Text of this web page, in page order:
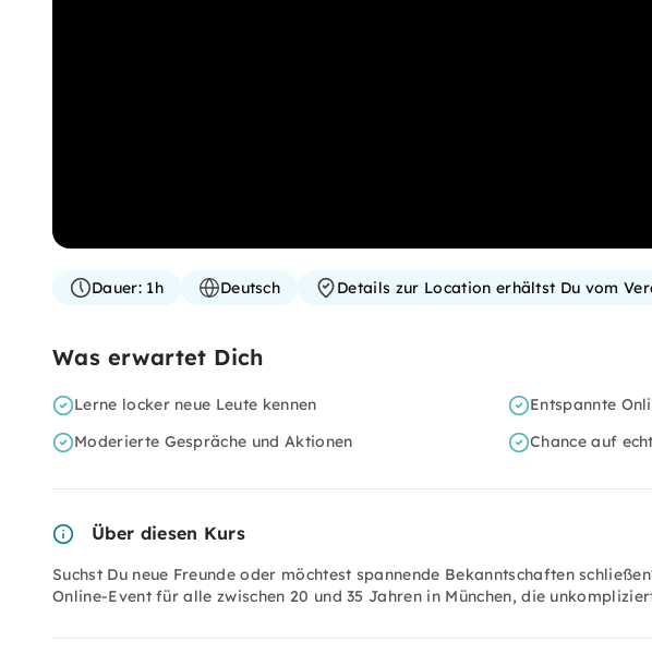
Dauer:1h Deutsch Details zur Location erhältst Du vom
Was erwartet Dich
Lerne locker neue Leute kennen
Entspannte
Moderierte Gespräche und Aktionen
Chance auf
Über diesen Kurs
Suchst Du neue Freunde oder möchtest spannende Bekanntschaften
Online-Event für alle zwischen 20 und 35 Jahren in München, die